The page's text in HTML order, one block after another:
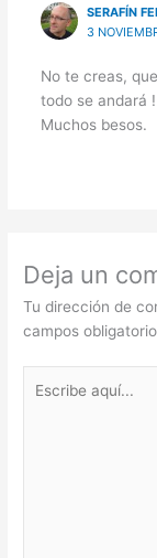
SERAFÍN
3
No te creas,
todo se andará
Muchos besos.
Deja un
Tu dirección de
campos
aquí...